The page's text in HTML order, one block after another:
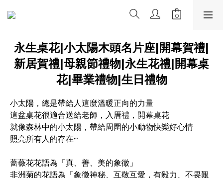
永生桌花|小太陽木頭名片座|開幕賀禮|
新居賀禮|母親節禮物|永生花禮|開幕桌
花|畢業禮物|生日禮物
小太陽，總是帶給人這麼溫暖正向的力量
這盆桌花很適合送給老師，入厝禮，開幕桌花
就像森林中的小太陽，帶給周圍的小動物快樂好心情
照亮所有人的存在~
蔷薇花花語為「真、善、美的象徵」
非洲菊的花語為「象徵神秘、互敬互愛，有毅力、不畏艱